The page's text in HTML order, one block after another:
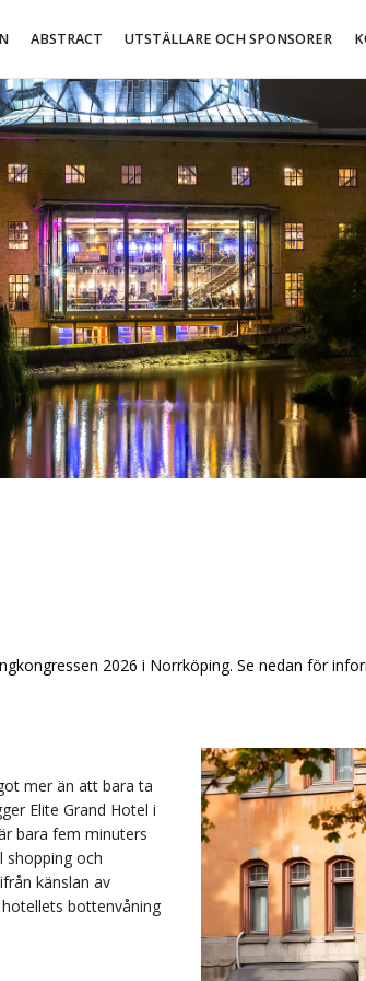
ABSTRACT UTSTÄLLARE OCH SPONSORER
2026 i Norrköping. Se nedan för
mer än att bara ta
Elite Grand Hotel i
bara fem minuters
shopping och
känslan av
bottenvåning